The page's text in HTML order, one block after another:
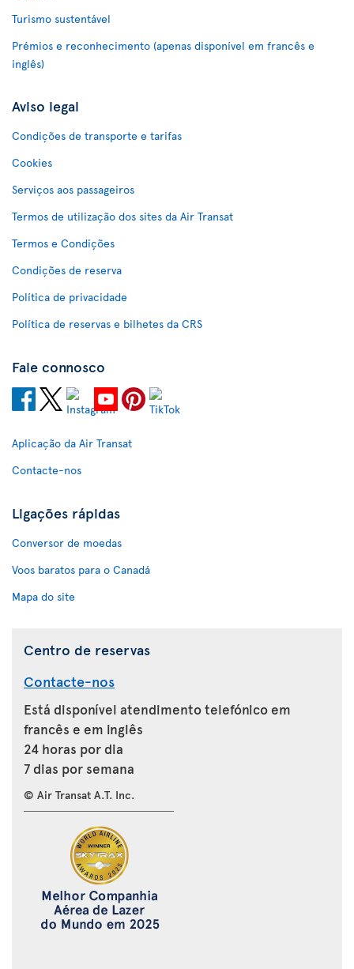
Turismo sustentável
Prémios e reconhecimento (apenas disponível em francês e
inglês)
Aviso legal
Condições de transporte e tarifas
Cookies
Serviços aos passageiros
Termos de utilização dos sites da Air Transat
Termos e Condições
Condições de reserva
Política de privacidade
Política de reservas e bilhetes da CRS
Fale connosco
Aplicação da Air Transat
Contacte-nos
Ligações rápidas
Conversor de moedas
Voos baratos para o Canadá
Mapa do site
Centro de reservas
Contacte-nos
Está disponível atendimento telefónico em
francês e em inglês
24 horas por dia
7 dias por semana
© Air Transat A.T. Inc.